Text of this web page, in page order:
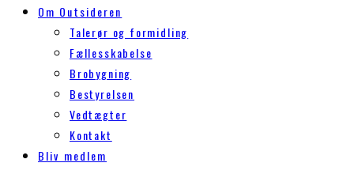
Om Outsideren
Talerør og formidling
Fællesskabelse
Brobygning
Bestyrelsen
Vedtægter
Kontakt
Bliv medlem